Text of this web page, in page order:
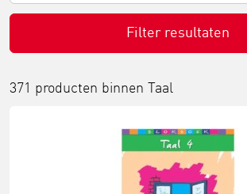
Filter resultaten
371 producten binnen Taal